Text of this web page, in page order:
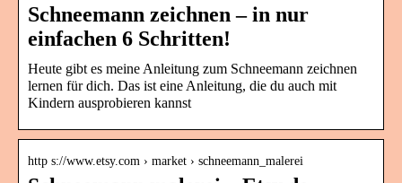
Schneemann zeichnen – in nur
einfachen 6 Schritten!
Heute gibt es meine Anleitung zum Schneemann zeichnen
lernen für dich. Das ist eine Anleitung, die du auch mit
Kindern ausprobieren kannst
http s://www.etsy.com › market › schneemann_malerei